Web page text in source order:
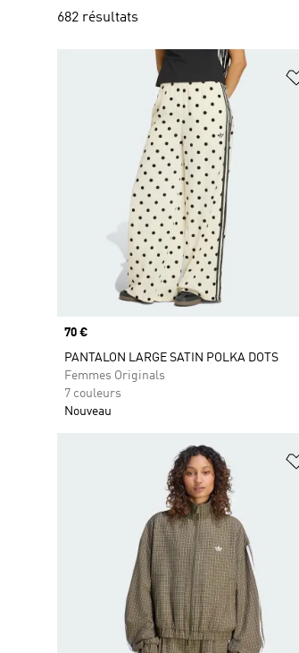
682 résultats
Prix
70 €
PANTALON LARGE SATIN POLKA DOTS
Femmes Originals
7 couleurs
Nouveau